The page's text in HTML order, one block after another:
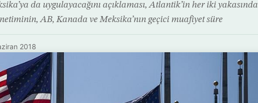
da uygulayacağını açıklaması, Atlantik’in her iki yakasında
AB, Kanada ve Meksika’nın geçici muafiyet süre
2018